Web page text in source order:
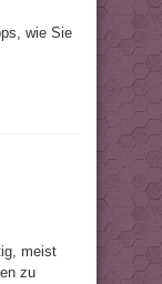
wie Sie
meist
zu